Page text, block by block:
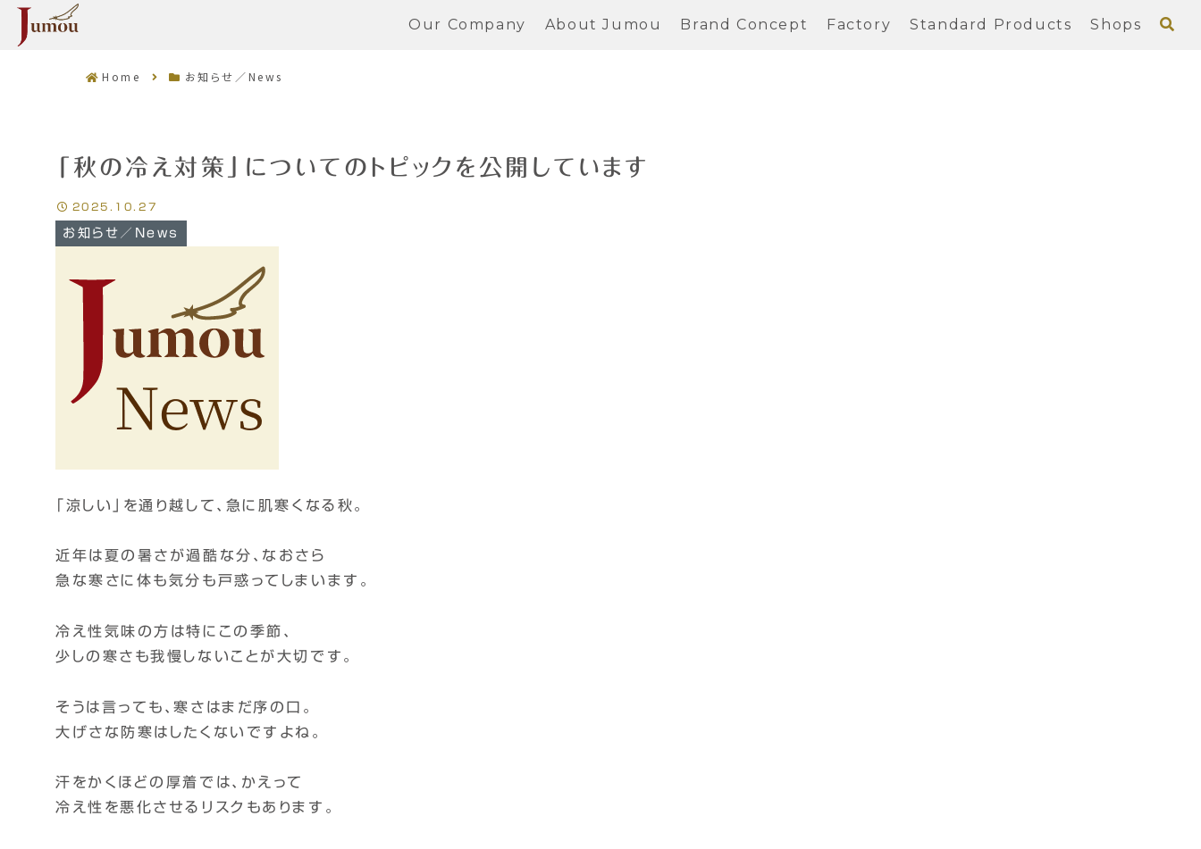
Our Company About Jumou Brand Concept Factory Standard Products Shops
Home お知らせ／News
「秋の冷え対策」についてのトピックを公開しています
お知らせ／News
2025.10.27
「涼しい」を通り越して、急に肌寒くなる秋。
近年は夏の暑さが過酷な分、なおさら
急な寒さに体も気分も戸惑ってしまいます。
冷え性気味の方は特にこの季節、
少しの寒さも我慢しないことが大切です。
そうは言っても、寒さはまだ序の口。
大げさな防寒はしたくないですよね。
汗をかくほどの厚着では、かえって
冷え性を悪化させるリスクもあります。